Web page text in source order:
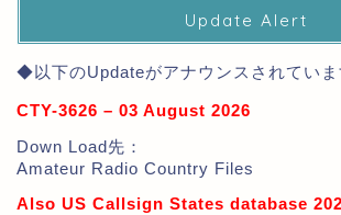
Update Alert
◆以下のUpdateがアナウンスされていま
CTY-3626 – 03 August 2026
Down Load先：
Amateur Radio Country Files
Also US Callsign States database